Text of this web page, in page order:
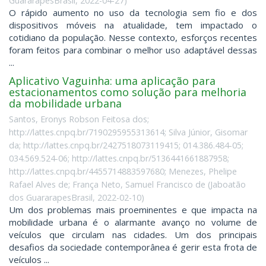
O rápido aumento no uso da tecnologia sem fio e dos
dispositivos móveis na atualidade, tem impactado o
cotidiano da população. Nesse contexto, esforços recentes
foram feitos para combinar o melhor uso adaptável dessas
...
Aplicativo Vaguinha: uma aplicação para
estacionamentos como solução para melhoria
da mobilidade urbana
Santos, Eronys Robson Feitosa dos;
http://lattes.cnpq.br/7190295955313614; Silva Júnior, Gisomar
da; http://lattes.cnpq.br/2427518073119415; 014.386.484-05;
034.569.524-06; http://lattes.cnpq.br/5136441661887958;
http://lattes.cnpq.br/4455714883597680; Menezes, Phelipe
Rafael Alves de; França Neto, Samuel Francisco de (Jaboatão
dos GuararapesBrasil, 2022-02-10)
Um dos problemas mais proeminentes e que impacta na
mobilidade urbana é o alarmante avanço no volume de
veículos que circulam nas cidades. Um dos principais
desafios da sociedade contemporânea é gerir esta frota de
veículos ...